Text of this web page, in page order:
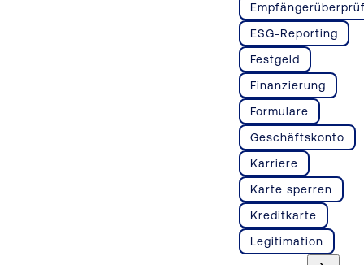
ESG-Reporting
Festgeld
Finanzierung
Formulare
Geschäftskonto
Karriere
Karte sperren
Kreditkarte
Legitimation